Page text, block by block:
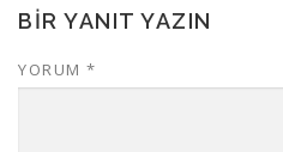
BIR YANIT YAZIN
YORUM *